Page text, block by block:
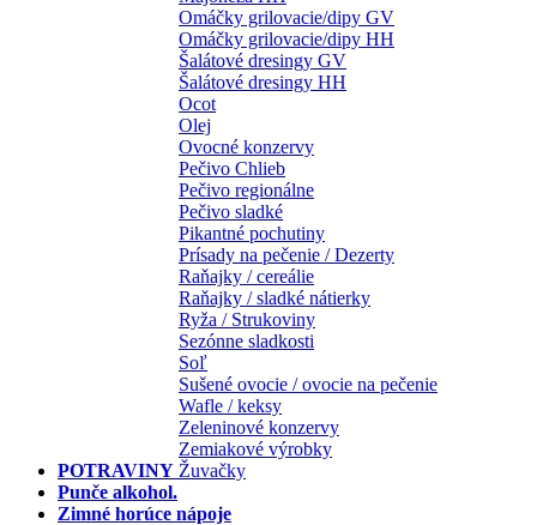
POTRAVINY
Omáčky grilovacie/dipy GV
Omáčky grilovacie/dipy HH
Šalátové dresingy GV
Šalátové dresingy HH
Ocot
Olej
Ovocné konzervy
Pečivo Chlieb
Pečivo regionálne
Pečivo sladké
Pikantné pochutiny
Prísady na pečenie / Dezerty
Raňajky / cereálie
Raňajky / sladké nátierky
Ryža / Strukoviny
Sezónne sladkosti
Soľ
Sušené ovocie / ovocie na pečenie
Wafle / keksy
Zeleninové konzervy
Zemiakové výrobky
Žuvačky
Punče alkohol.
Zimné horúce nápoje